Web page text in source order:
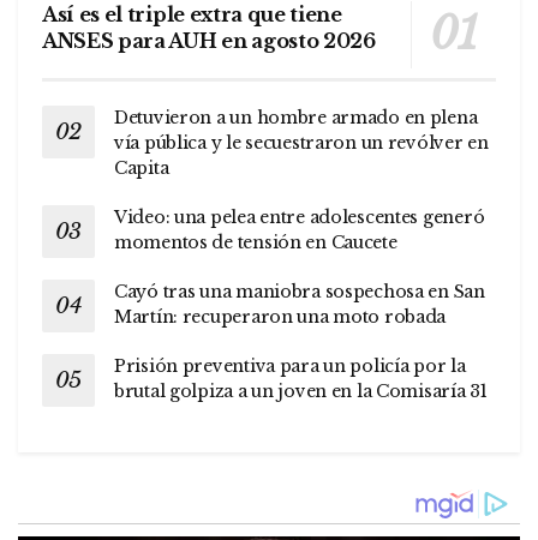
Así es el triple extra que tiene
ANSES para AUH en agosto 2026
Detuvieron a un hombre armado en plena
vía pública y le secuestraron un revólver en
Capita
Video: una pelea entre adolescentes generó
momentos de tensión en Caucete
Cayó tras una maniobra sospechosa en San
Martín: recuperaron una moto robada
Prisión preventiva para un policía por la
brutal golpiza a un joven en la Comisaría 31